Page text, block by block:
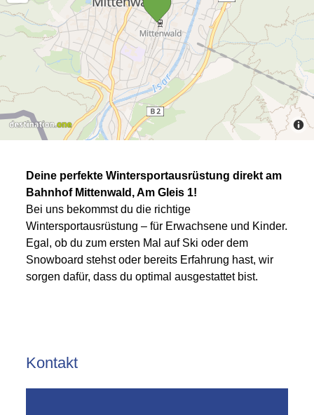
Deine perfekte Wintersportausrüstung direkt am
Bahnhof Mittenwald, Am Gleis 1!
Bei uns bekommst du die richtige
Wintersportausrüstung – für Erwachsene und Kinder.
Egal, ob du zum ersten Mal auf Ski oder dem
Snowboard stehst oder bereits Erfahrung hast, wir
sorgen dafür, dass du optimal ausgestattet bist.
Kontakt